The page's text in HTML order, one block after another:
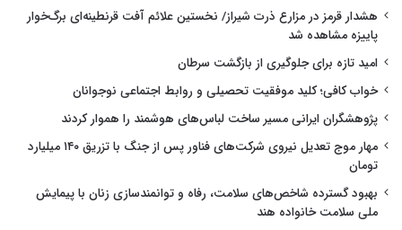
هشدار قرمز در مزارع ذرت شیراز/ نخستین علائم آفت قرنطینه‌ای برگ‌خوار
پاییزه مشاهده شد
امید تازه برای جلوگیری از بازگشت سرطان
خواب کافی؛ کلید موفقیت تحصیلی و روابط اجتماعی نوجوانان
پژوهشگران ایرانی مسیر ساخت لباس‌های هوشمند را هموار کردند
مهار موج تعدیل نیروی شرکت‌های فناور پس از جنگ با تزریق ۱۴۰ میلیارد
تومان
بهبود گسترده شاخص‌های سلامت، رفاه و توانمندسازی زنان با پیمایش
ملی سلامت خانواده هند